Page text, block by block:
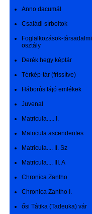
Anno dacumál
Családi sírboltok
Foglalkozások-társadalmi
osztály
Derék hegy képtár
Térkép-tár (frissítve)
Háborús fájó emlékek
Juvenal
Matricula..... I.
Matricula ascendentes
Matricula.... II. Sz
Matricula.... III. A
Chronica Zantho
Chronica Zantho I.
ősi Tátika (Tadeuka) vár